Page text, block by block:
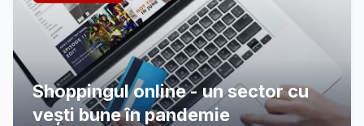
Shoppingul online - un sector cu
vești bune în pandemie